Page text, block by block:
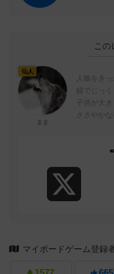
こ
仙人
まま
人狼をき
婦でじっ
子供が大
ささやかな
マイボードゲーム登録